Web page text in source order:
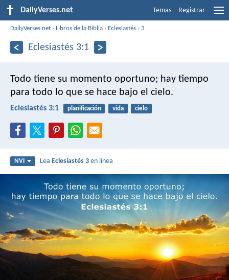
DailyVerses.net Temas Registrar
DailyVerses.net ›Libros de la Biblia › Eclesiastés ›3
Eclesiastés 3:1
Todo tiene su momento oportuno; hay tiempo
para todo lo que se hace bajo el cielo.
Eclesiastés 3:1 planificación vida cielo
NVI LeaEclesiastés 3 en línea